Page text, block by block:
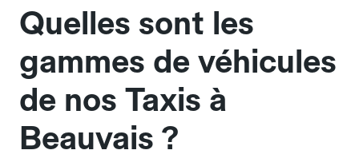
Quelles sont les
gammes de véhicules
de nos Taxis à
Beauvais ?